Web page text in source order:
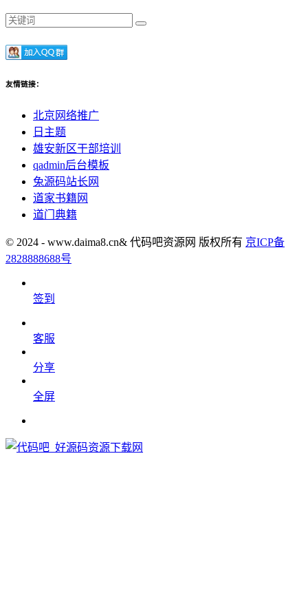
友情链接：
北京网络推广
日主题
雄安新区干部培训
qadmin后台模板
兔源码站长网
道家书籍网
道门典籍
© 2024 - www.daima8.cn& 代码吧资源网 版权所有 京ICP备
2828888688号
签到
客服
分享
全屏